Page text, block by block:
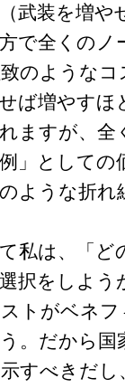
武装を増
で全くの
のような
ば増やす
ますが、
」としての
ような折れ
私は、「ど
択をしよう
トがベネ
。だから国
すべきだ